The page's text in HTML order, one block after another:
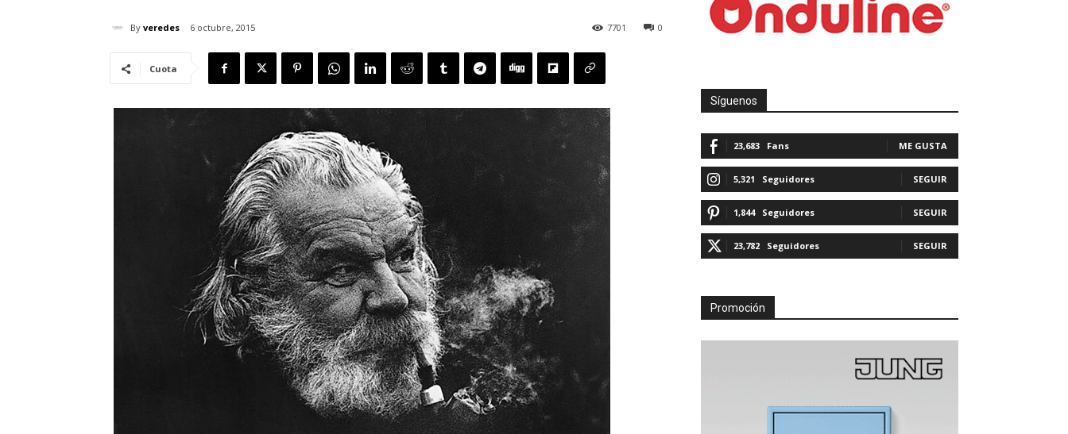
By veredes 6 octubre, 2015 0
7701
Cuota
Síguenos
23,683 Fans ME GUSTA
5,321 Seguidores SEGUIR
1,844 Seguidores SEGUIR
23,782 Seguidores SEGUIR
Promoción